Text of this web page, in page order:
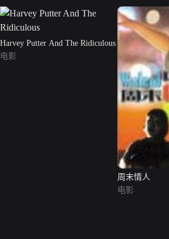
Harvey Putter And The Ridiculous
电影
周末情人
电影